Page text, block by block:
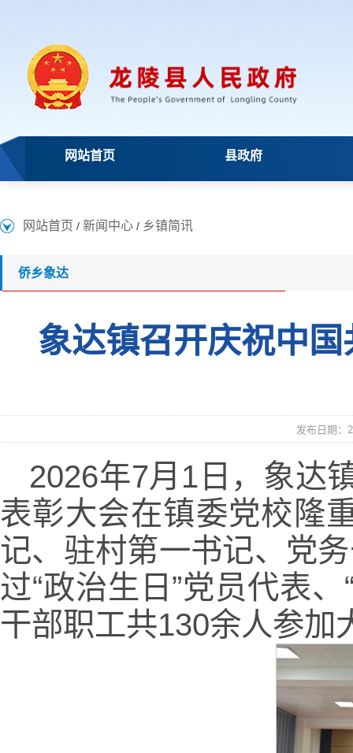
网站首页 县政府
网站首页 / 新闻中心 / 乡镇简讯
侨乡象达
象达镇召开庆祝中
发布日期：
2026年7月1日，象达
表彰大会在镇委党校隆
记、驻村第一书记、党
过“政治生日”党员代表
干部职工共130余人参加